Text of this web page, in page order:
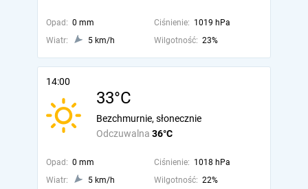
Opad: 0 mm Ciśnienie: 1019 hPa
Wiatr:
5 km/h Wilgotność: 23%
14:00
33°C
Odczuwalna 36°C
Bezchmurnie, słonecznie
Opad: 0 mm Ciśnienie: 1018 hPa
Wiatr:
5 km/h Wilgotność: 22%